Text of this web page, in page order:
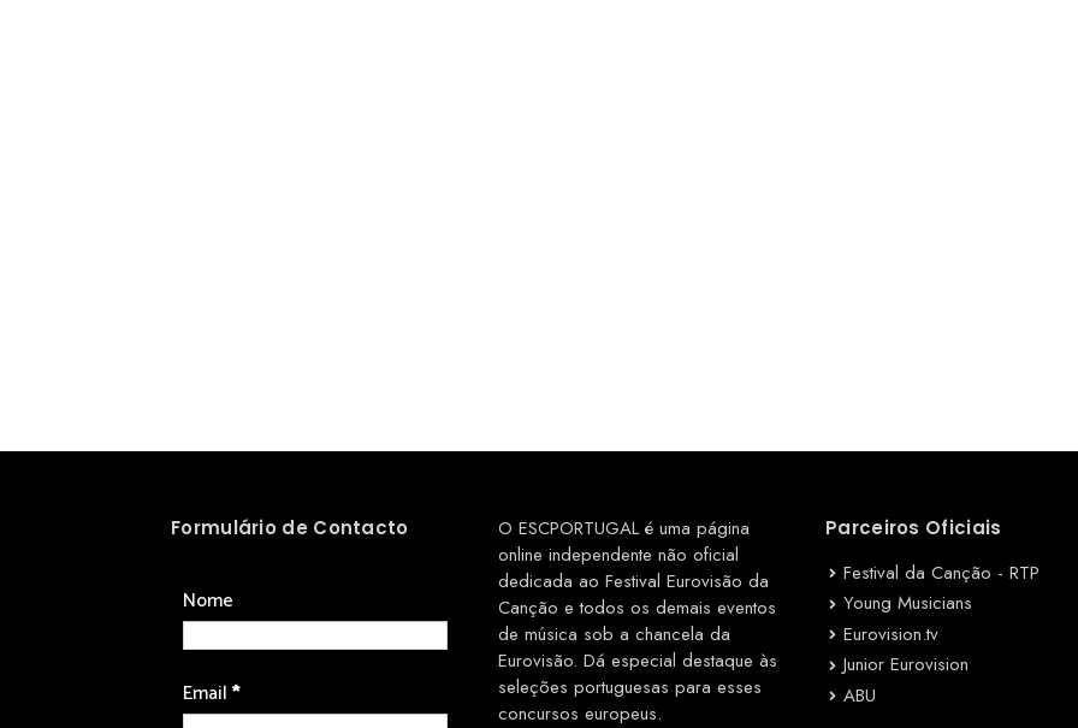
Formulário de Contacto
Nome
Email*
O ESCPORTUGAL é uma página
online independente não oficial
dedicada ao Festival Eurovisão da
Canção e todos os demais eventos
de música sob a chancela da
Eurovisão. Dá especial destaque às
seleções portuguesas para esses
concursos europeus.
Parceiros Oficiais
Festival da Canção - RTP
Young Musicians
Eurovision.tv
Junior Eurovision
ABU